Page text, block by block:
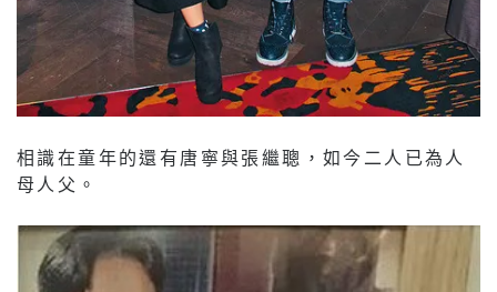
相識在童年的還有唐寧與張繼聰，如今二人已為人
母人父。